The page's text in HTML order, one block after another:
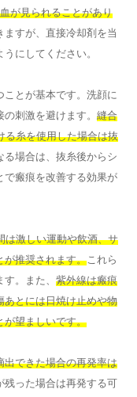
が見られることがあり
すが、直接冷却剤を当
にしてください。
とが基本です。洗顔に
刺激を避けます。 縫合
る糸を使用した場合は抜
る場合は、抜糸後からシ
で瘢痕を改善する効果が
は激しい運動や飲酒、サ
が推奨されます。これら
。また、 紫外線は瘢痕
あとには日焼け止めや物
が望ましいです。
出できた場合の再発率は
残った場合は再発する可